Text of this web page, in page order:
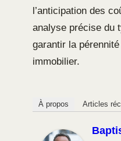
l’anticipation des
analyse précise du
garantir la
immobilier.
À propos Articles